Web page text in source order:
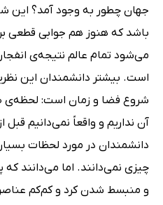
جهان چطور به وجود آمد؟ این
باشد که هنوز هم جوابی قطعی
می‌شود تمام عالم نتیجه‌ی
است. بیشتر دانشمندان این
شروع فضا و زمان است: لحظه‌ی
آن نداریم و واقعاً نمی‌دانیم قبل
دانشمندان در مورد لحظات
چیزی نمی‌دانند. اما می‌دانند
و منبسط شدن کرد و کم‌کم